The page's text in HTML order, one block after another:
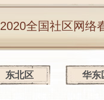
2020全国社区网络
东北区 华东